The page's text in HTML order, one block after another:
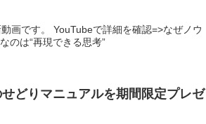
画です。 YouTubeで詳細を確認=>なぜノウ
のは“再現できる思考”
どりマニュアルを期間限定プレゼ